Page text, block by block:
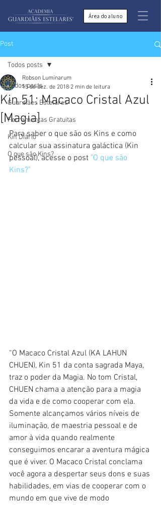
Área do aluno
Post
Todos posts
Guardiães Estelares
Ferramentas Gratuitas
Kin Diário
O que são Kins?
Todos posts
Kin 51: Macaco Cristal Azul
[Magia]
Robson Luminarum
15 de dez. de 2018 2 min de leitura
Para saber o que são os Kins e como
calcular sua assinatura galáctica (Kin
pessoal), acesse o post "O que são
Kins?"
“O Macaco Cristal Azul (KA LAHUN
CHUEN), Kin 51 da conta sagrada Maya,
traz o poder da Magia. No tom Cristal,
CHUEN chama a atenção para a magia
da vida e de como cooperar com ela.
Somente alcançamos vários níveis de
iluminação, de maestria pessoal e de
amor à vida quando realmente
conseguimos encarar a aventura mágica
que é viver. O Macaco Cristal conclama
você agora a despertar seus dons e suas
habilidades, em vias de cooperar com o
mundo em que vive de modo